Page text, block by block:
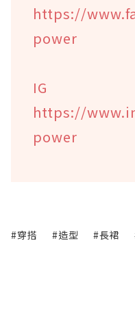
https://
power
https://
power
#穿搭 #造型 #長裙